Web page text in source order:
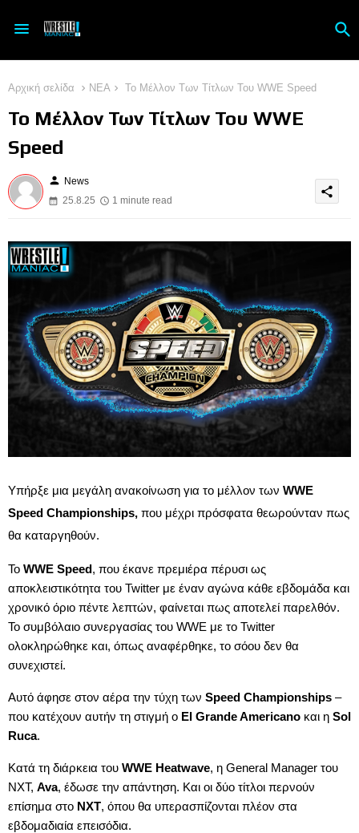
Αρχική σελίδα ΝΕΑ Το Μέλλον Των Τίτλων Του WWE Speed
Το Μέλλον Των Τίτλων Του WWE
Speed
person News
25.8.25
1 minute read
share
Υπήρξε μια μεγάλη ανακοίνωση για το μέλλον των WWE
Speed Championships, που μέχρι πρόσφατα θεωρούνταν πως
θα καταργηθούν.
Το WWE Speed, που έκανε πρεμιέρα πέρυσι ως
αποκλειστικότητα του Twitter με έναν αγώνα κάθε εβδομάδα και
χρονικό όριο πέντε λεπτών, φαίνεται πως αποτελεί παρελθόν.
Το συμβόλαιο συνεργασίας του WWE με το Twitter
ολοκληρώθηκε και, όπως αναφέρθηκε, το σόου δεν θα
συνεχιστεί.
Αυτό άφησε στον αέρα την τύχη των Speed Championships –
που κατέχουν αυτήν τη στιγμή ο El Grande Americano και η Sol
Ruca.
Κατά τη διάρκεια του WWE Heatwave, η General Manager του
NXT, Ava, έδωσε την απάντηση. Και οι δύο τίτλοι περνούν
επίσημα στο NXT, όπου θα υπερασπίζονται πλέον στα
εβδομαδιαία επεισόδια.